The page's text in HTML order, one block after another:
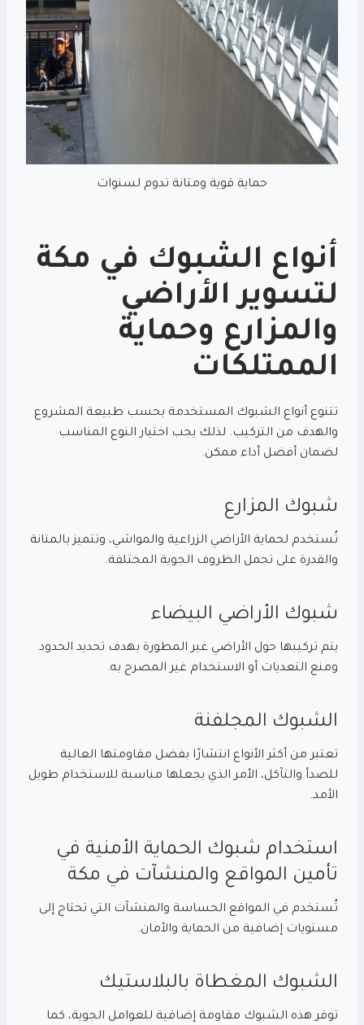
حماية قوية ومتانة تدوم لسنوات
أنواع الشبوك في مكة
لتسوير الأراضي
والمزارع وحماية
الممتلكات
تتنوع أنواع الشبوك المستخدمة بحسب طبيعة المشروع
والهدف من التركيب. لذلك يجب اختيار النوع المناسب
لضمان أفضل أداء ممكن.
شبوك المزارع
تُستخدم لحماية الأراضي الزراعية والمواشي، وتتميز بالمتانة
والقدرة على تحمل الظروف الجوية المختلفة.
شبوك الأراضي البيضاء
يتم تركيبها حول الأراضي غير المطورة بهدف تحديد الحدود
ومنع التعديات أو الاستخدام غير المصرح به.
الشبوك المجلفنة
تعتبر من أكثر الأنواع انتشارًا بفضل مقاومتها العالية
للصدأ والتآكل، الأمر الذي يجعلها مناسبة للاستخدام طويل
الأمد.
استخدام شبوك الحماية الأمنية في
تأمين المواقع والمنشآت في مكة
تُستخدم في المواقع الحساسة والمنشآت التي تحتاج إلى
مستويات إضافية من الحماية والأمان.
الشبوك المغطاة بالبلاستيك
توفر هذه الشبوك مقاومة إضافية للعوامل الجوية، كما